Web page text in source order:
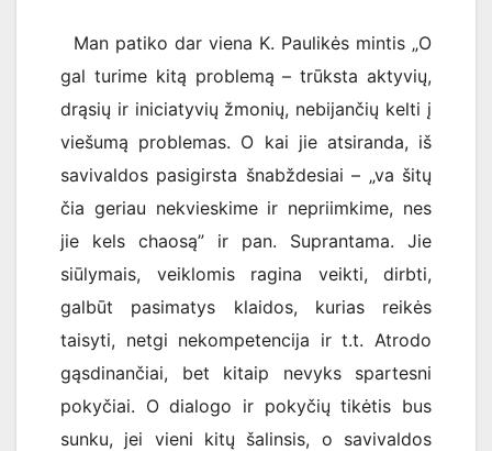
Man patiko dar viena K. Paulikės mintis „O
gal turime kitą problemą – trūksta aktyvių,
drąsių ir iniciatyvių žmonių, nebijančių kelti į
viešumą problemas. O kai jie atsiranda, iš
savivaldos pasigirsta šnabždesiai – „va šitų
čia geriau nekvieskime ir nepriimkime, nes
jie kels chaosą” ir pan. Suprantama. Jie
siūlymais, veiklomis ragina veikti, dirbti,
galbūt pasimatys klaidos, kurias reikės
taisyti, netgi nekompetencija ir t.t. Atrodo
gąsdinančiai, bet kitaip nevyks spartesni
pokyčiai. O dialogo ir pokyčių tikėtis bus
sunku, jei vieni kitų šalinsis, o savivaldos